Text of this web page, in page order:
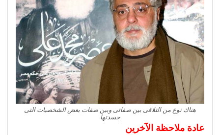
هناك نوع من التلاقى بين صفاتى وبين صفات بعض الشخصيات التى
جسدتها
عادة ملاحظة الآخرين